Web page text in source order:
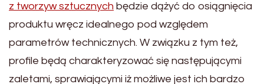
z tworzyw sztucznych będzie dążyć do osiągnięcia
produktu wręcz idealnego pod względem
parametrów technicznych. W związku z tym też,
profile będą charakteryzować się następującymi
zaletami, sprawiającymi iż możliwe jest ich bardzo